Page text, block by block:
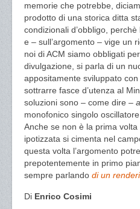
memorie che potrebbe,
prodotto di una storica ditta
condizionali d’obbligo,
e – sull’argomento – vige un
noi di ACM siamo obbligati
divulgazione, si parla di un
appositamente sviluppato
sottrarre fasce d’utenza al
soluzioni sono – come dire –
monofonico singolo
Anche se non è la prima
ipotizzata si cimenta nel
questa volta l’argomento
prepotentemente in primo
sempre parlando di un
Di Enrico Cosimi